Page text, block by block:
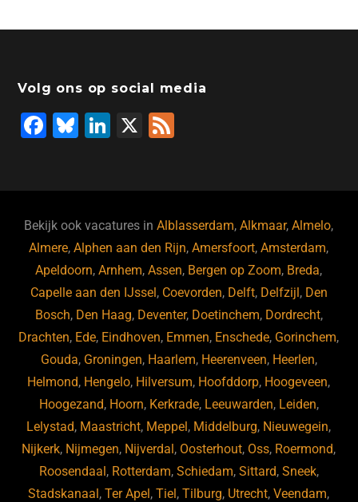
Volg ons op social media
F
b
o
o
k
Bl
ky
Li
dI
n
X
Bekijk ook vacatures inAlblasserdam,Alkmaar,Almelo,
Almere,Alphen aan den Rijn,Amersfoort,Amsterdam,
Apeldoorn,Arnhem,Assen, Bergen op Zoom, Breda,
Capelle aan den IJssel , Coevorden, Delft, Delfzijl , Den
Bosch, Den Haag, Deventer, Doetinchem, Dordrecht,
Drachten, Ede, Eindhoven, Emmen, Enschede, Gorinchem,
Gouda, Groningen, Haarlem, Heerenveen, Heerlen,
Helmond, Hengelo, Hilversum, Hoofddorp, Hoogeveen,
Hoogezand, Hoorn, Kerkrade, Leeuwarden, Leiden,
Lelystad, Maastricht, Meppel , Middelburg, Nieuwegein,
Nijkerk, Nijmegen, Nijverdal , Oosterhout, Oss, Roermond,
Roosendaal , Rotterdam, Schiedam, Sittard, Sneek,
Stadskanaal ,Ter Apel ,Tiel ,Tilburg, Utrecht,Veendam,